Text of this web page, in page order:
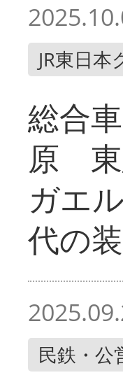
JR東日本
総合
原 東
ガエ
代の
民鉄・公